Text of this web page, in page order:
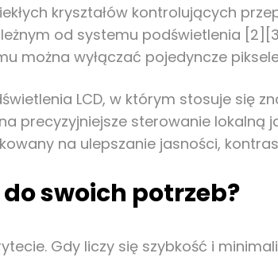
kryształów kontrolujących
od systemu podświetlenia
można wyłączać pojedyncze
LCD, w którym stosuje się
precyzyjniejsze sterowanie
na ulepszanie jasności,
swoich potrzeb?
Gdy liczy się szybkość i